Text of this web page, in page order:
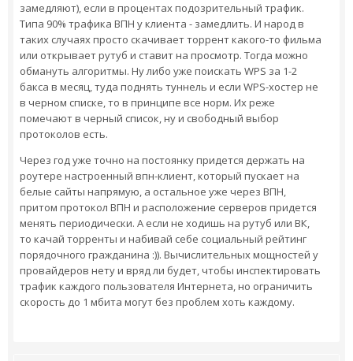
замедляют), если в процентах подозрительный трафик.
Типа 90% трафика ВПН у клиента - замедлить. И народ в
таких случаях просто скачивает торрент какого-то фильма
или открывает рутуб и ставит на просмотр. Тогда можно
обмануть алгоритмы. Ну либо уже поискать WPS за 1-2
бакса в месяц, туда поднять туннель и если WPS-хостер не
в черном списке, то в принципе все норм. Их реже
помечают в черный список, ну и свободный выбор
протоколов есть.
Через год уже точно на постоянку придется держать на
роутере настроенный впн-клиент, который пускает на
белые сайты напрямую, а остальное уже через ВПН,
притом протокол ВПН и расположение серверов придется
менять периодически. А если не ходишь на рутуб или ВК,
то качай торренты и набивай себе социальный рейтинг
порядочного гражданина :)). Вычислительных мощностей у
провайдеров нету и вряд ли будет, чтобы инспектировать
трафик каждого пользователя Интернета, но ограничить
скорость до 1 мбита могут без проблем хоть каждому.